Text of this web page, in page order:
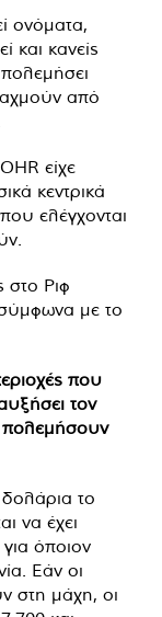
ονόματα,
και κανείς
από
είχε
κεντρικά
ελέγχονται
στο Ριφ
με το
που
τον
το
να έχει
όποιον
Εάν οι
στη μάχη, οι